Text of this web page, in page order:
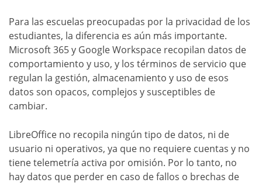
Para las escuelas preocupadas por la privacidad de los
estudiantes, la diferencia es aún más importante.
Microsoft 365 y Google Workspace recopilan datos de
comportamiento y uso, y los términos de servicio que
regulan la gestión, almacenamiento y uso de esos
datos son opacos, complejos y susceptibles de
cambiar.
LibreOffice no recopila ningún tipo de datos, ni de
usuario ni operativos, ya que no requiere cuentas y no
tiene telemetría activa por omisión. Por lo tanto, no
hay datos que perder en caso de fallos o brechas de